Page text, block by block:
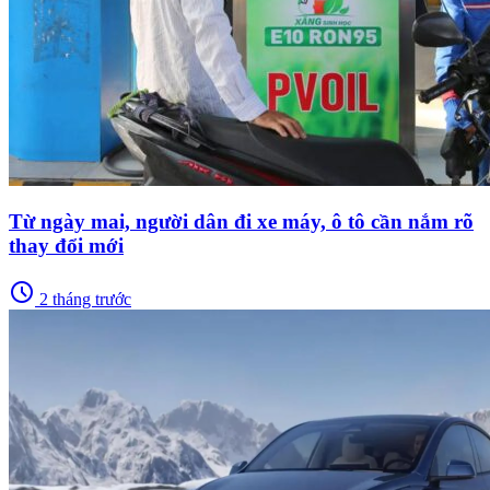
Từ ngày mai, người dân đi xe máy, ô tô cần nắm rõ
thay đổi mới
schedule 2 tháng trước